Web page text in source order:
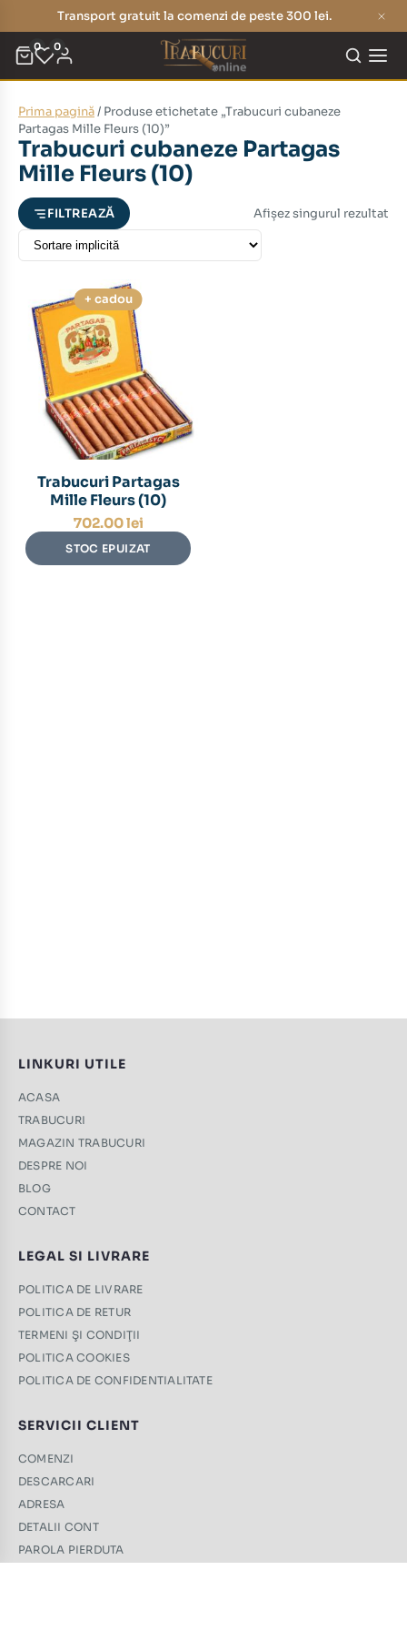
Transport gratuit la comenzi de peste 300 lei.
0 0
Prima pagină/ Produse etichetate „Trabucuri cubaneze
Partagas Mille Fleurs (10)”
Trabucuri cubaneze Partagas
Mille Fleurs (10)
FILTREAZĂ Afișez singurul rezultat
+ cadou
Trabucuri Partagas
Mille Fleurs (10)
702.00lei
STOC EPUIZAT
LINKURI UTILE
ACASA
TRABUCURI
MAGAZIN TRABUCURI
DESPRE NOI
BLOG
CONTACT
LEGAL SI LIVRARE
POLITICA DE LIVRARE
POLITICA DE RETUR
TERMENI ŞI CONDIŢII
POLITICA COOKIES
POLITICA DE CONFIDENTIALITATE
SERVICII CLIENT
COMENZI
DESCARCARI
ADRESA
DETALII CONT
PAROLA PIERDUTA